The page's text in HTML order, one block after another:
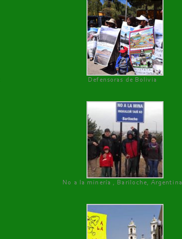
Defensoras de Bolivia
No a la minería , Bariloche, Argentina